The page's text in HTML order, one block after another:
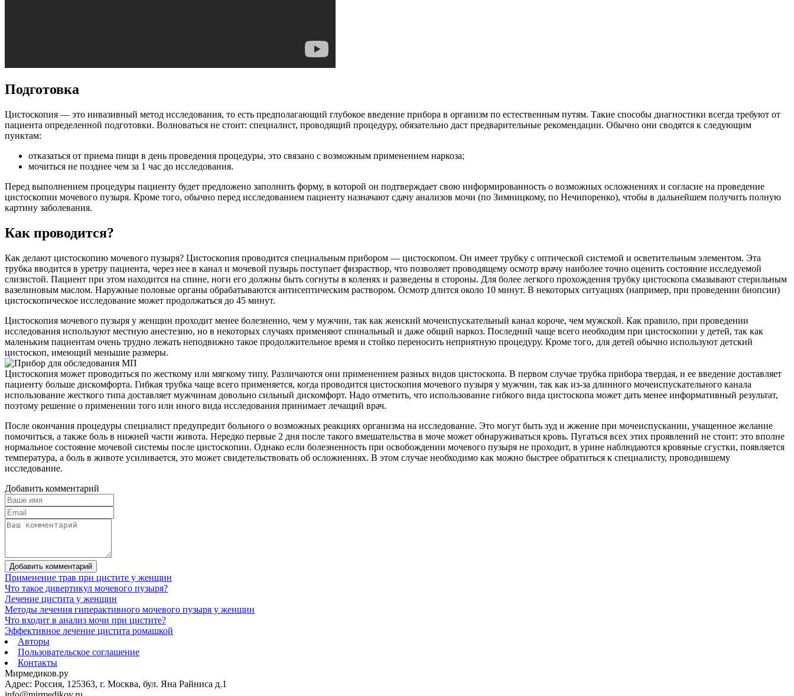
Подготовка
Цистоскопия — это инвазивный метод исследования, то есть предполагающий глубокое введение прибора в организм по естественным путям. Такие способы диагностики всегда требуют от
пациента определенной подготовки. Волноваться не стоит: специалист, проводящий процедуру, обязательно даст предварительные рекомендации. Обычно они сводятся к следующим
пунктам:
отказаться от приема пищи в день проведения процедуры, это связано с возможным применением наркоза;
мочиться не позднее чем за 1 час до исследования.
Перед выполнением процедуры пациенту будет предложено заполнить форму, в которой он подтверждает свою информированность о возможных осложнениях и согласие на проведение
цистоскопии мочевого пузыря. Кроме того, обычно перед исследованием пациенту назначают сдачу анализов мочи (по Зимницкому, по Нечипоренко), чтобы в дальнейшем получить полную
картину заболевания.
Как проводится?
Как делают цистоскопию мочевого пузыря? Цистоскопия проводится специальным прибором — цистоскопом. Он имеет трубку с оптической системой и осветительным элементом. Эта
трубка вводится в уретру пациента, через нее в канал и мочевой пузырь поступает физраствор, что позволяет проводящему осмотр врачу наиболее точно оценить состояние исследуемой
слизистой. Пациент при этом находится на спине, ноги его должны быть согнуты в коленях и разведены в стороны. Для более легкого прохождения трубку цистоскопа смазывают стерильным
вазелиновым маслом. Наружные половые органы обрабатываются антисептическим раствором. Осмотр длится около 10 минут. В некоторых ситуациях (например, при проведении биопсии)
цистоскопическое исследование может продолжаться до 45 минут.
Цистоскопия мочевого пузыря у женщин проходит менее болезненно, чем у мужчин, так как женский мочеиспускательный канал короче, чем мужской. Как правило, при проведении
исследования используют местную анестезию, но в некоторых случаях применяют спинальный и даже общий наркоз. Последний чаще всего необходим при цистоскопии у детей, так как
маленьким пациентам очень трудно лежать неподвижно такое продолжительное время и стойко переносить неприятную процедуру. Кроме того, для детей обычно используют детский
цистоскоп, имеющий меньшие размеры.
Цистоскопия может проводиться по жесткому или мягкому типу. Различаются они применением разных видов цистоскопа. В первом случае трубка прибора твердая, и ее введение доставляет
пациенту больше дискомфорта. Гибкая трубка чаще всего применяется, когда проводится цистоскопия мочевого пузыря у мужчин, так как из-за длинного мочеиспускательного канала
использование жесткого типа доставляет мужчинам довольно сильный дискомфорт. Надо отметить, что использование гибкого вида цистоскопа может дать менее информативный результат,
поэтому решение о применении того или иного вида исследования принимает лечащий врач.
После окончания процедуры специалист предупредит больного о возможных реакциях организма на исследование. Это могут быть зуд и жжение при мочеиспускании, учащенное желание
помочиться, а также боль в нижней части живота. Нередко первые 2 дня после такого вмешательства в моче может обнаруживаться кровь. Пугаться всех этих проявлений не стоит: это вполне
нормальное состояние мочевой системы после цистоскопии. Однако если болезненность при освобождении мочевого пузыря не проходит, в урине наблюдаются кровяные сгустки, появляется
температура, а боль в животе усиливается, это может свидетельствовать об осложнениях. В этом случае необходимо как можно быстрее обратиться к специалисту, проводившему
исследование.
Добавить комментарий
Добавить комментарий
Применение трав при цистите у женщин
Что такое дивертикул мочевого пузыря?
Лечение цистита у женщин
Методы лечения гиперактивного мочевого пузыря у женщин
Что входит в анализ мочи при цистите?
Эффективное лечение цистита ромашкой
Авторы
Пользовательское соглашение
Контакты
Мирмедиков.ру
Адрес: Россия, 125363, г. Москва, бул. Яна Райниса д.1